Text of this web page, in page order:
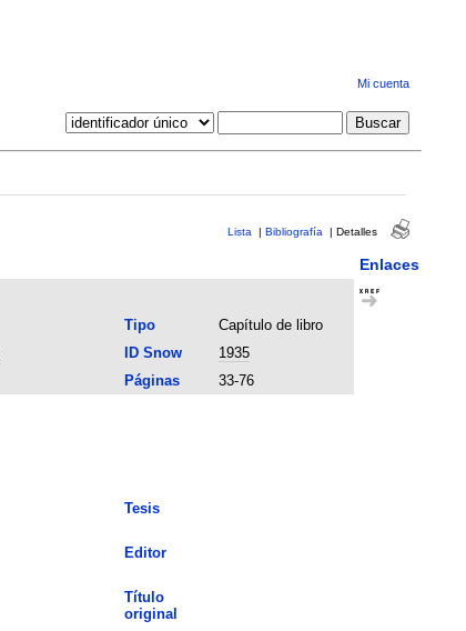
Mi cuenta
Lista | Bibliografía | Detalles
Enlaces
Tipo
Capítulo de libro
ID Snow
1935
Páginas
33-76
Tesis
Editor
Título
original